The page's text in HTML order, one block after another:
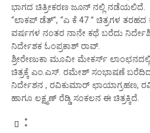
ಭಾಗದ ಚಿತ್ರೀಕರಣ ಜೂನ್ ನಲ್ಲಿ ನಡೆಯಲಿದೆ.
“ಲಾಕಪ್ ಡೆತ್”, “ಎ ಕೆ 47 ” ಚಿತ್ರಗಳ
ವರ್ಷಗಳ ನಂತರ ನಾನೇ ಕಥೆ ಬರೆದು
ನಿರ್ದೇಶಕ ಓಂಪ್ರಕಾಶ್ ರಾವ್.
ಶ್ರೀರೇಣುಕಾ ಮೂವೀ ಮೇಕರ್ಸ್
ಚಿತ್ರಕ್ಕೆ ಎಂ.ಎಸ್. ರಮೇಶ್ ಸಂಭಾಷಣೆ
ನಿರ್ದೇಶನ , ರವಿಕುಮಾರ್ ಛಾಯಾಗ್ರಹಣ,
ಹಾಗೂ ಲಕ್ಷ್ಮಣ್ ರೆಡ್ಡಿ ಸಂಕಲನ ಈ ಚಿತ್ರಕ್ಕಿದೆ.